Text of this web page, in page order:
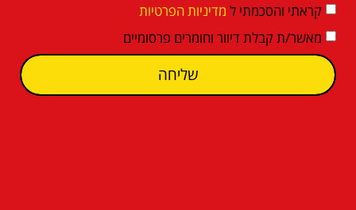
קראתי והסכמתי ל מדיניות הפרטיות
מאשר/ת קבלת דיוור וחומרים פרסומיים
שליחה